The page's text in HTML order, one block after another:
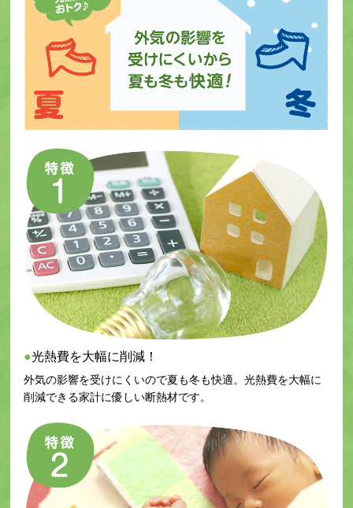
光熱費を大幅に削減！
外気の影響を受けにくいので夏も冬も快適。光熱費を大幅に
削減できる家計に優しい断熱材です。